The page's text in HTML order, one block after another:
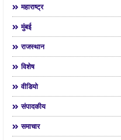
महाराष्ट्र
मुंबई
राजस्थान
विशेष
वीडियो
संपादकीय
समाचार